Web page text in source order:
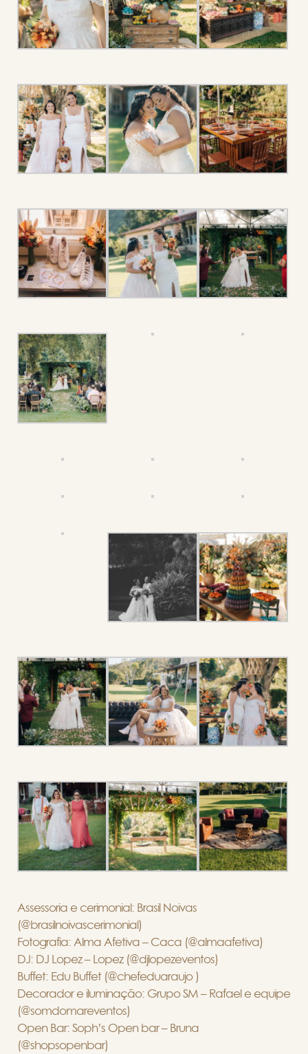
Assessoria e cerimonial: Brasil Noivas
(@brasilnoivascerimonial)
Fotografia: Alma Afetiva – Caca (@almaafetiva)
DJ: DJ Lopez – Lopez (@djlopezeventos)
Buffet: Edu Buffet (@chefeduaraujo )
Decorador e iluminação: Grupo SM – Rafael e equipe
(@somdomareventos)
Open Bar: Soph’s Open bar – Bruna
(@shopsopenbar)